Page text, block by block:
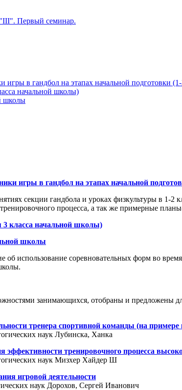
Первый семинар.
в гандбол на этапах начальной подготовки
начальной школы)
школы
игры в гандбол на этапах начальной
секции гандбола и уроках физкультуры в 1-
процесса, а так же примерные
3 класса начальной школы)
школы
использование соревновательных форм во
занимающихся, отобраны и предложены
тренера спортивной команды (на примере
наук Лубинска, Ханка
эффективности тренировочного процесса
наук Мизхер Хайдер Ш
игровой деятельности
наук Дорохов, Сергей Иванович